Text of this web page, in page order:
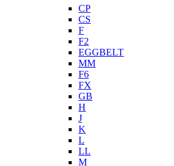
CP
CS
F
F2
EGGBELT
MM
F6
FX
GB
H
J
K
L
LL
M